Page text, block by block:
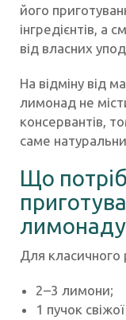
його
інгредієнтів,
від власних
На відміну від
лимонад не
консервантів,
саме
Що
лимонаду
Для класичного
2–3 лимони;
1 пучок